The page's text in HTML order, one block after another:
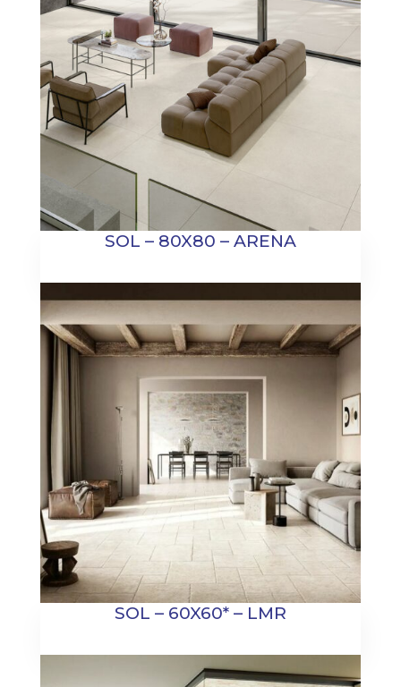
SOL – 80X80 – ARENA
SOL – 60X60* – LMR